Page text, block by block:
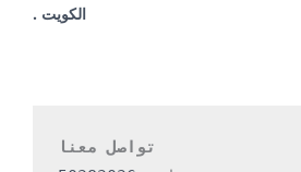
الكويت .
تواصل معنا